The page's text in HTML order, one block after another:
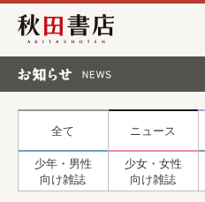
秋田書店
全て ニュース
少年・男性
向け雑誌
少女・女性
向け雑誌